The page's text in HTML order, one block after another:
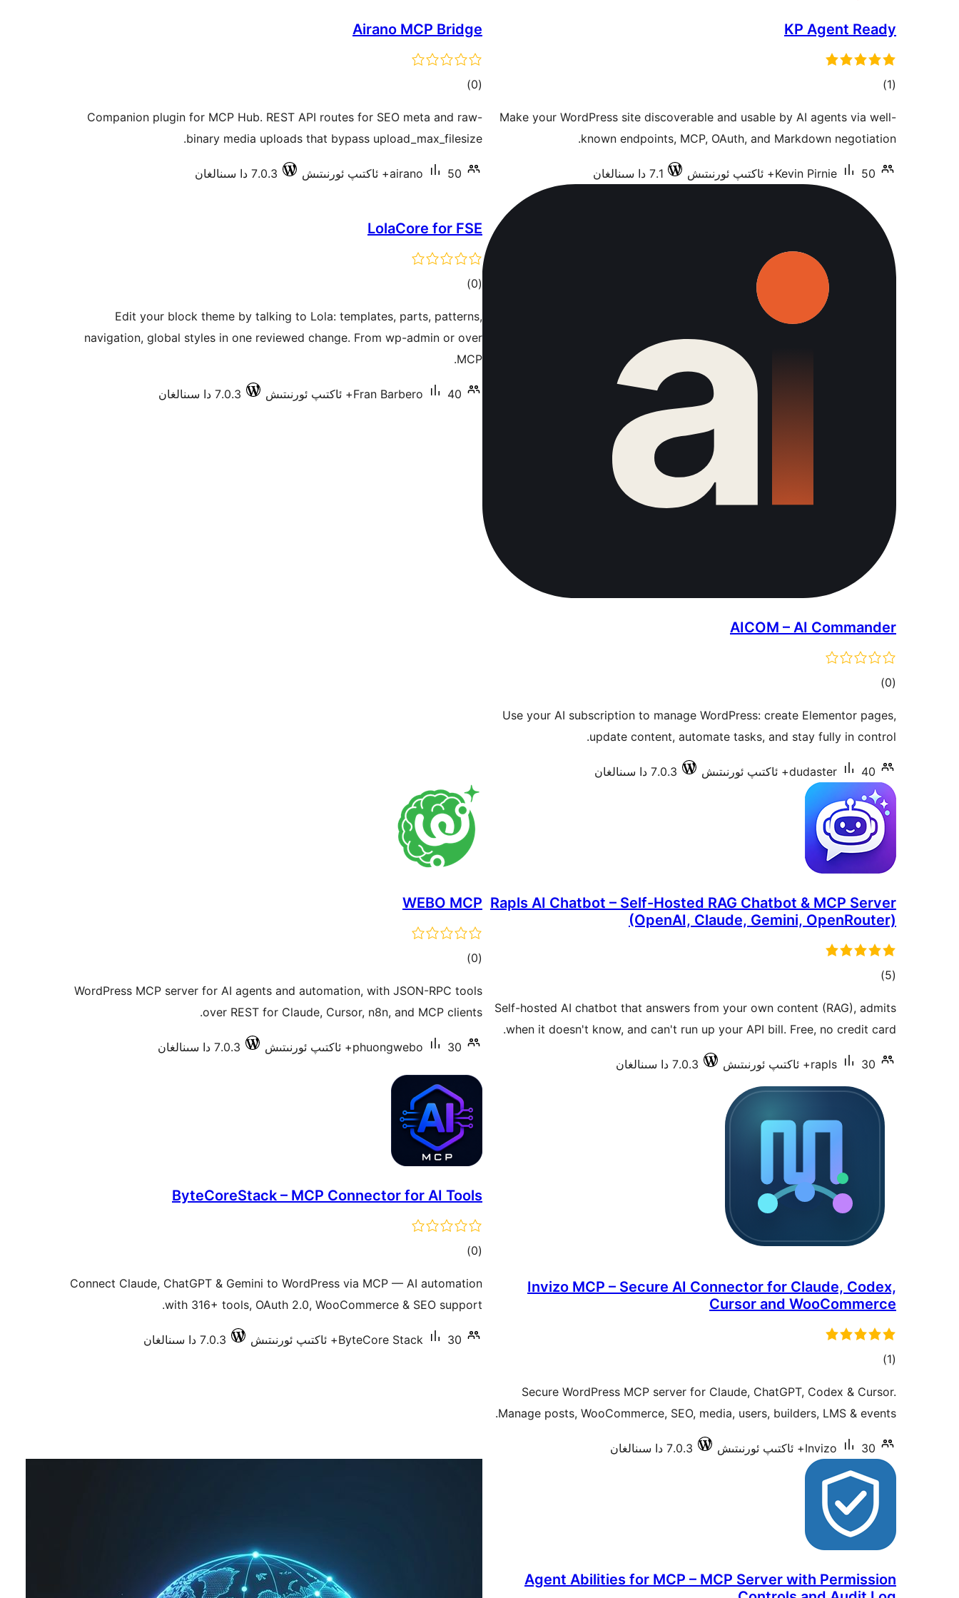
KP Agent Ready
(1 ئومۇمىي)
Make your WordPress site discoverable and usable by AI agents via well-
known endpoints, MCP, OAuth, and Markdown negotiation.
Kevin Pirnie 50+ ئاكتىپ ئورنىتىش 7.1 دا سىنالغان
Airano MCP Bridge
(0 ئومۇمىي)
Companion plugin for MCP Hub. REST API routes for SEO meta and raw-
binary media uploads that bypass upload_max_filesize.
airano 50+ ئاكتىپ ئورنىتىش 7.0.3 دا سىنالغان
AICOM – AI Commander
(0 ئومۇمىي)
Use your AI subscription to manage WordPress: create Elementor pages,
update content, automate tasks, and stay fully in control.
dudaster 40+ ئاكتىپ ئورنىتىش 7.0.3 دا سىنالغان
LolaCore for FSE
(0 ئومۇمىي)
Edit your block theme by talking to Lola: templates, parts, patterns,
navigation, global styles in one reviewed change. From wp-admin or over
MCP.
Fran Barbero 40+ ئاكتىپ ئورنىتىش 7.0.3 دا سىنالغان
Rapls AI Chatbot – Self-Hosted RAG Chatbot & MCP Server
(OpenAI, Claude, Gemini, OpenRouter)
(5 ئومۇمىي)
Self-hosted AI chatbot that answers from your own content (RAG), admits
when it doesn't know, and can't run up your API bill. Free, no credit card.
rapls 30+ ئاكتىپ ئورنىتىش 7.0.3 دا سىنالغان
WEBO MCP
(0 ئومۇمىي)
WordPress MCP server for AI agents and automation, with JSON-RPC tools
over REST for Claude, Cursor, n8n, and MCP clients.
phuongwebo 30+ ئاكتىپ ئورنىتىش 7.0.3 دا سىنالغان
Invizo MCP – Secure AI Connector for Claude, Codex,
Cursor and WooCommerce
(1 ئومۇمىي)
Secure WordPress MCP server for Claude, ChatGPT, Codex & Cursor.
Manage posts, WooCommerce, SEO, media, users, builders, LMS & events.
Invizo 30+ ئاكتىپ ئورنىتىش 7.0.3 دا سىنالغان
ByteCoreStack – MCP Connector for AI Tools
(0 ئومۇمىي)
Connect Claude, ChatGPT & Gemini to WordPress via MCP — AI automation
with 316+ tools, OAuth 2.0, WooCommerce & SEO support.
ByteCore Stack 30+ ئاكتىپ ئورنىتىش 7.0.3 دا سىنالغان
Agent Abilities for MCP – MCP Server with Permission